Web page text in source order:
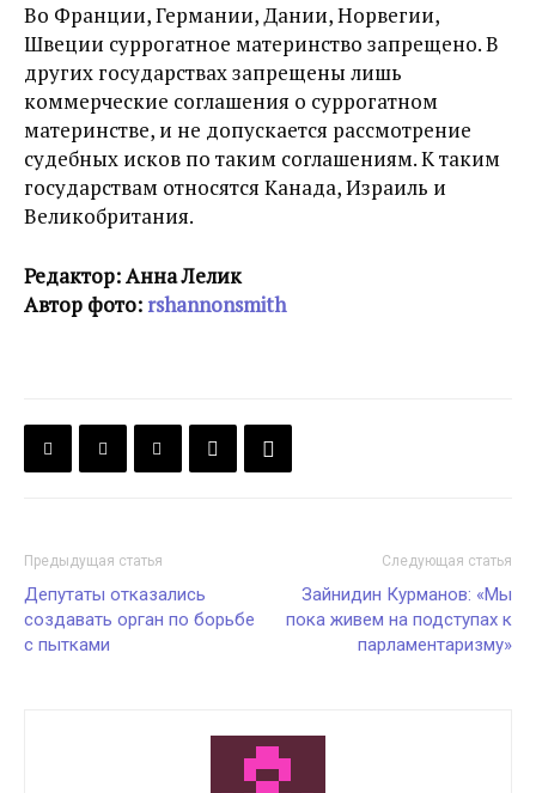
Во Франции, Германии, Дании, Норвегии,
Швеции суррогатное материнство запрещено. В
других государствах запрещены лишь
коммерческие соглашения о суррогатном
материнстве, и не допускается рассмотрение
судебных исков по таким соглашениям. К таким
государствам относятся Канада, Израиль и
Великобритания.
Редактор: Анна Лелик
Автор фото: rshannonsmith
Предыдущая статья
Депутаты отказались
создавать орган по борьбе
с пытками
Следующая статья
Зайнидин Курманов: «Мы
пока живем на подступах к
парламентаризму»